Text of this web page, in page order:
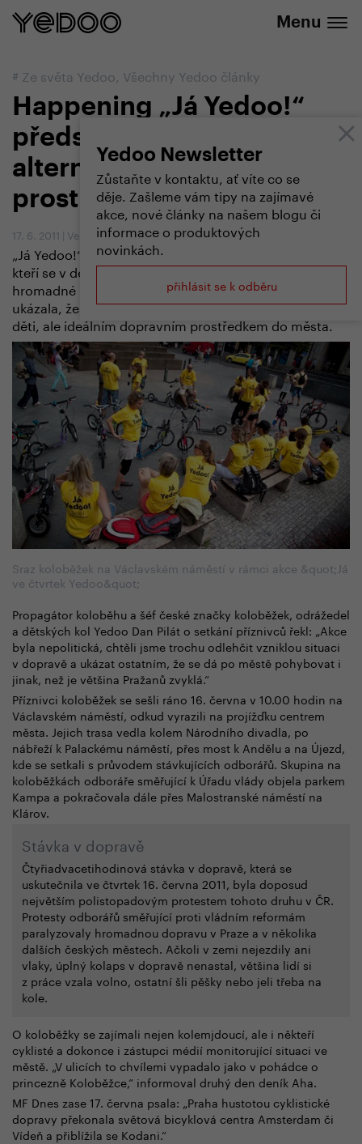
Menu
Yedoo Newsletter
Zůstaňte v kontaktu, ať víte co se
děje. Zašleme vám tipy na zajímavé
akce, nové články na našem blogu či
informace o produktových
novinkách.
přihlásit se k odběru
# Ze světa Yedoo, Všechny Yedoo články
Happening „Já Yedoo!“
představil koloběžku jako
alternativní dopravní
prostředek
17. 6. 2011 | Vendula Kosíková
„Já Yedoo!“ radostně volalo více než 50 nadšenců,
kteří se v den stávky veřejné dopravy zúčastnili
hromadné projížďky Prahou na koloběžkách. Akce
ukázala, že koloběžka již dávno není jen hračkou pro
děti, ale ideálním dopravním prostředkem do města.
Sraz koloběžek na Václavském náměstí v rámci akce &quot;Já
ve čtvrtek Yedoo&quot;
Propagátor koloběhu a šéf české značky koloběžek, odrážedel
a dětských kol Yedoo Dan Pilát o setkání příznivců řekl: „Akce
byla nepolitická, chtěli jsme trochu odlehčit vzniklou situaci
v dopravě a ukázat ostatním, že se dá po městě pohybovat i
jinak, než je většina Pražanů zvyklá.“
Příznivci koloběžek se sešli ráno 16. června v 10.00 hodin na
Václavském náměstí, odkud vyrazili na projížďku centrem
města. Jejich trasa vedla kolem Národního divadla, po
nábřeží k Palackému náměstí, přes most k Andělu a na Újezd,
kde se setkali s průvodem stávkujících odborářů. Skupina na
koloběžkách odboráře směřující k Úřadu vlády objela parkem
Kampa a pokračovala dále přes Malostranské náměstí na
Klárov.
Stávka v dopravě
Čtyřiadvacetihodinová stávka v dopravě, která se
uskutečnila ve čtvrtek 16. června 2011, byla doposud
největším polistopadovým protestem tohoto druhu v ČR.
Protesty odborářů směřující proti vládním reformám
paralyzovaly hromadnou dopravu v Praze a v několika
dalších českých městech. Ačkoli v zemi nejezdily ani
vlaky, úplný kolaps v dopravě nenastal, většina lidí si
z práce vzala volno, ostatní šli pěšky nebo jeli třeba na
kole.
O koloběžky se zajímali nejen kolemjdoucí, ale i někteří
cyklisté a dokonce i zástupci médií monitorující situaci ve
městě. „V ulicích to chvílemi vypadalo jako v pohádce o
princezně Koloběžce,“ informoval druhý den deník Aha.
MF Dnes zase 17. června psala: „Praha hustotou cyklistické
dopravy překonala světová bicyklová centra Amsterdam či
Vídeň a přiblížila se Kodani.“